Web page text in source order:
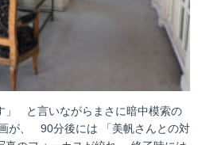
」 と言いながらまさに暗中模索の
が、 90分後には 「美帆さんとの対